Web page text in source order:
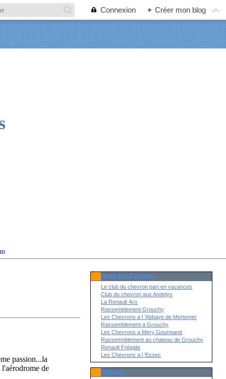
Connexion + Créer mon blog
passion...la
de
Articles Récents
Le club du chevron part en vacances
Club du chevron aux Andelys
La Renault 4cv
Rassemblement Grouchy
Les Chevrons a l 'Abbaye de Mortemer
Rassemblement a Grouchy
Les Chevrons a Mery Gourmand
Rassemnblement au chateau de Grouchy
Renault Frégate
Les Chevrons a l 'Essec
Albums